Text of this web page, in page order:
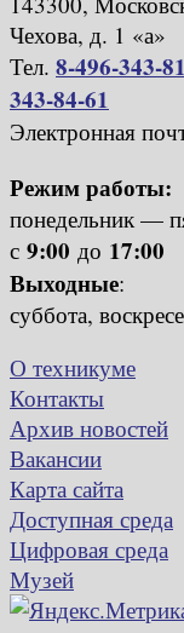
Чехова, д. 1 «а»
Тел. 8-496-343-
343-84-61
Электронная
Режим работы:
понедельник —
с 9:00 до 17:00
Выходные:
суббота,
О техникуме
Контакты
Архив новостей
Вакансии
Карта сайта
Доступная среда
Цифровая среда
Музей